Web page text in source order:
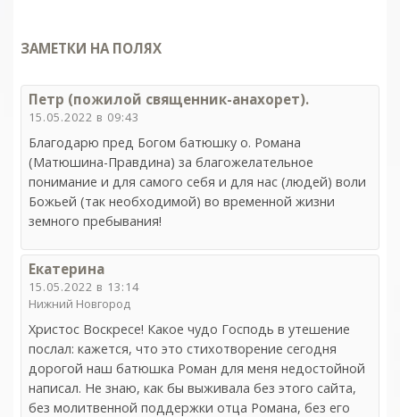
ЗАМЕТКИ НА ПОЛЯХ
Петр (пожилой священник-анахорет).
15.05.2022 в 09:43
Благодарю пред Богом батюшку о. Романа
(Матюшина-Правдина) за благожелательное
понимание и для самого себя и для нас (людей) воли
Божьей (так необходимой) во временной жизни
земного пребывания!
Екатерина
15.05.2022 в 13:14
Нижний Новгород
Христос Воскресе! Какое чудо Господь в утешение
послал: кажется, что это стихотворение сегодня
дорогой наш батюшка Роман для меня недостойной
написал. Не знаю, как бы выживала без этого сайта,
без молитвенной поддержки отца Романа, без его